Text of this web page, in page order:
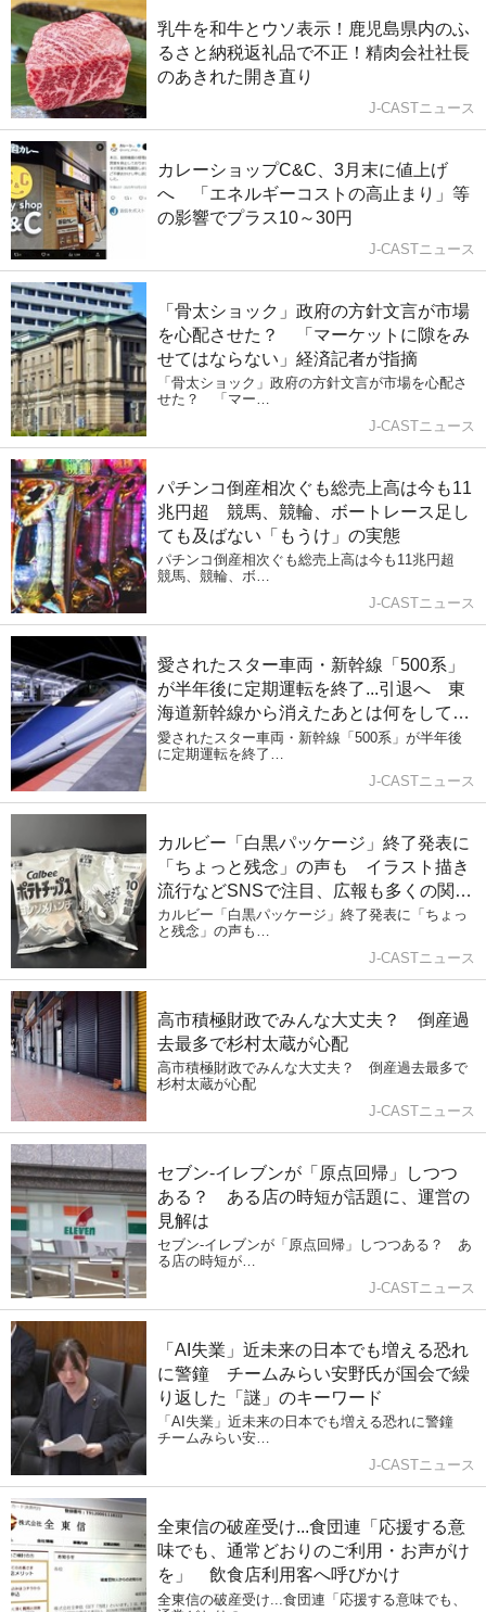
乳牛を和牛とウソ表示！鹿児島県内のふ
るさと納税返礼品で不正！精肉会社社長
のあきれた開き直り
J-CASTニュース
カレーショップC&C、3月末に値上げ
へ 「エネルギーコストの高止まり」等
の影響でプラス10～30円
J-CASTニュース
「骨太ショック」政府の方針文言が市場
を心配させた？ 「マーケットに隙をみ
せてはならない」経済記者が指摘
「骨太ショック」政府の方針文言が市場を心配さ
せた？ 「マー…
J-CASTニュース
パチンコ倒産相次ぐも総売上高は今も11
兆円超 競馬、競輪、ボートレース足し
ても及ばない「もうけ」の実態
パチンコ倒産相次ぐも総売上高は今も11兆円超
競馬、競輪、ボ…
J-CASTニュース
愛されたスター車両・新幹線「500系」
が半年後に定期運転を終了...引退へ 東
海道新幹線から消えたあとは何をしてい
たか
愛されたスター車両・新幹線「500系」が半年後
に定期運転を終了…
J-CASTニュース
カルビー「白黒パッケージ」終了発表に
「ちょっと残念」の声も イラスト描き
流行などSNSで注目、広報も多くの関心
「認識」
カルビー「白黒パッケージ」終了発表に「ちょっ
と残念」の声も…
J-CASTニュース
高市積極財政でみんな大丈夫？ 倒産過
去最多で杉村太蔵が心配
高市積極財政でみんな大丈夫？ 倒産過去最多で
杉村太蔵が心配
J-CASTニュース
セブン‐イレブンが「原点回帰」しつつ
ある？ ある店の時短が話題に、運営の
見解は
セブン‐イレブンが「原点回帰」しつつある？ あ
る店の時短が…
J-CASTニュース
「AI失業」近未来の日本でも増える恐れ
に警鐘 チームみらい安野氏が国会で繰
り返した「謎」のキーワード
「AI失業」近未来の日本でも増える恐れに警鐘
チームみらい安…
J-CASTニュース
全東信の破産受け...食団連「応援する意
味でも、通常どおりのご利用・お声がけ
を」 飲食店利用客へ呼びかけ
全東信の破産受け...食団連「応援する意味でも、